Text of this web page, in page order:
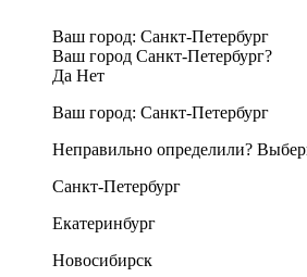
Ваш город: Санкт-Петербург
Ваш город Санкт-Петербург?
Да Нет
Ваш город: Санкт-Петербург
Неправильно определили?
Санкт-Петербург
Екатеринбург
Новосибирск